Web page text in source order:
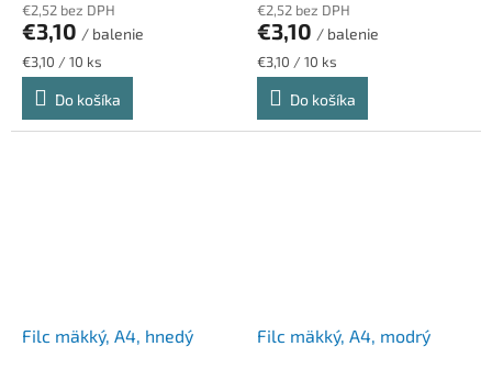
€2,52 bez DPH
€3,10 / balenie
Jednotková
cena:
€3,10 / 10 ks
Do košíka
€2,52 bez DPH
€3,10 / balenie
Jednotková
cena:
€3,10 / 10 ks
Do košíka
Filc mäkký, A4, hnedý Filc mäkký, A4, modrý